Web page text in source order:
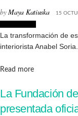
byMaya Katiuska 15
La transformación de
interiorista Anabel
Read moreDetails
La Fundación
presentada